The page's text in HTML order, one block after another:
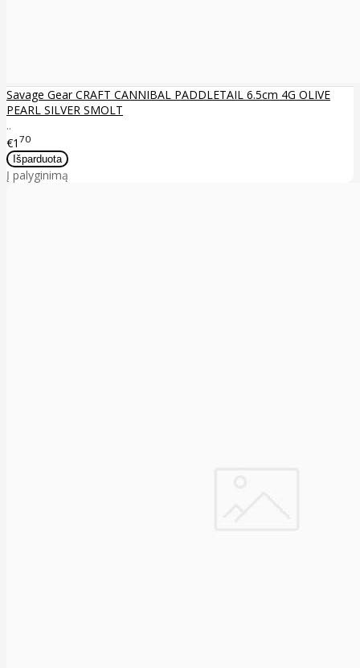
Savage Gear CRAFT CANNIBAL PADDLETAIL 6.5cm 4G OLIVE
PEARL SILVER SMOLT
..
€1 70
Į palyginimą